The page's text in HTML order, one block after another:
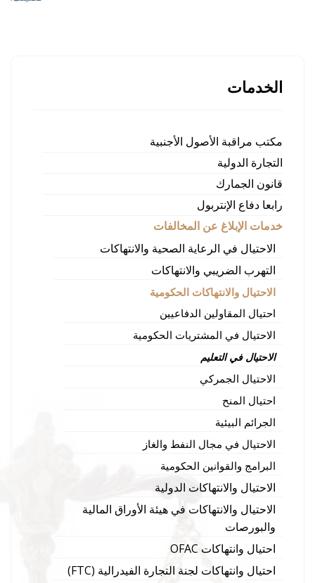
الخدمات
مكتب مراقبة الأصول الأجنبية
التجارة الدولية
قانون الجمارك
رابعا دفاع الإنتربول
خدمات الإبلاغ عن المخالفات
الاحتيال في الرعاية الصحية والانتهاكات
التهرب الضريبي والانتهاكات
الاحتيال والانتهاكات الحكومية
احتيال المقاولين الدفاعيين
الاحتيال في المشتريات الحكومية
الاحتيال في التعليم
الاحتيال الجمركي
احتيال المنح
الجرائم البيئية
الاحتيال في مجال النفط والغاز
البرامج والقوانين الحكومية
الاحتيال والانتهاكات الدولية
الاحتيال والانتهاكات في هيئة الأوراق المالية
والبورصات
احتيال وانتهاكات OFAC
احتيال وانتهاكات لجنة التجارة الفيدرالية (FTC)